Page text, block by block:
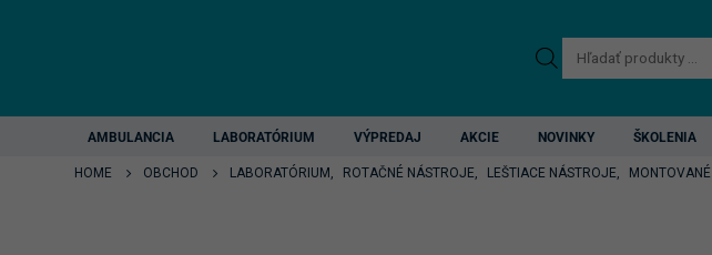
Products
search
AMBULANCIA LABORATÓRIUM VÝPREDAJ AKCIE NOVINKY ŠKOLENIA
HOME OBCHOD LABORATÓRIUM , ROTAČNÉ NÁSTROJE, LEŠTIACE NÁSTROJE, MONTOVANÉ